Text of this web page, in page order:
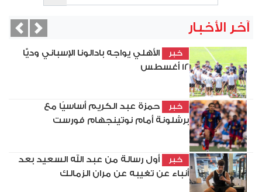
آخر الأخبار
خبر
الأهلي يواجه بادالونا الإسباني وديًّا
12 أغسطس
خبر
حمزة عبد الكريم أساسيًا مع
برشلونة أمام نوتينجهام فورست
خبر
أول رسالة من عبد الله السعيد بعد
أنباء عن تغيبه عن مران الزمالك
Next